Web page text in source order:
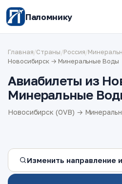
Паломнику
Главная/Страны/Россия/
Новосибирск → Минеральные Воды
Авиабилеты из
Минеральные
Новосибирск (OVB) →
Изменить направление